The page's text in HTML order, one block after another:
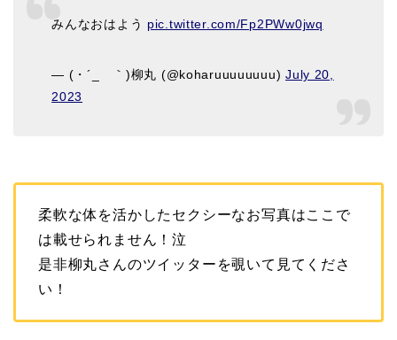
みんなおはよう pic.twitter.com/Fp2PWw0jwq
— (・´_ゝ｀)柳丸 (@koharuuuuuuuu)July 20,
2023
柔軟な体を活かしたセクシーなお写真はここで
は載せられません！泣
是非柳丸さんのツイッターを覗いて見てくださ
い！